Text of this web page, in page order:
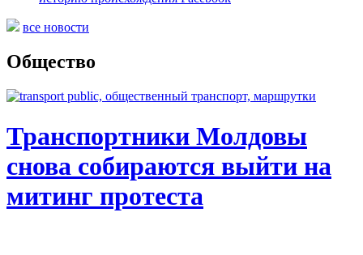
все новости
Общество
Транспортники Молдовы
снова собираются выйти на
митинг протеста